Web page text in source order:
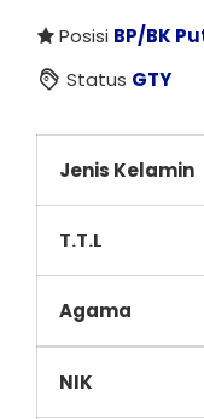
Posisi BP/BK
Status GTY
Jenis Kelamin
T.T.L
Agama
NIK